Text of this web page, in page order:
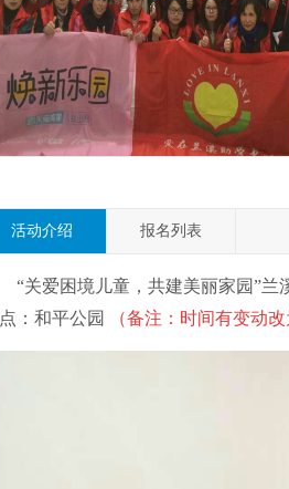
活动介绍 报名列表
“关爱困境儿童，共建美丽家园”
点：和平公园
（备注：时间有变动改